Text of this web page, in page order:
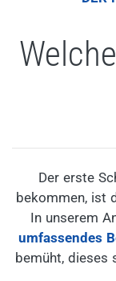
Der erste
bekommen, ist
In unserem
umfassendes
bemüht, dieses